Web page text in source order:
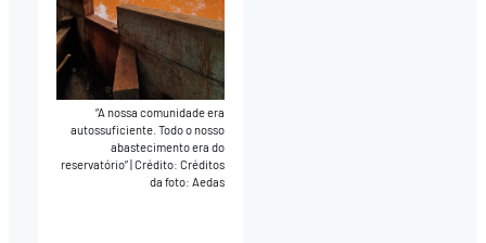
“A nossa comunidade era
autossuficiente. Todo o nosso
abastecimento era do
reservatório” Crédito: Créditos
da foto: Aedas